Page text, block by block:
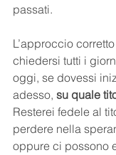
passati.
L’approccio
chiedersi tutti i
oggi, se dovessi
adesso, su quale
Resterei fedele al
perdere nella
oppure ci possono